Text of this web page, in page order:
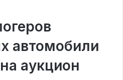
автомобили
аукцион